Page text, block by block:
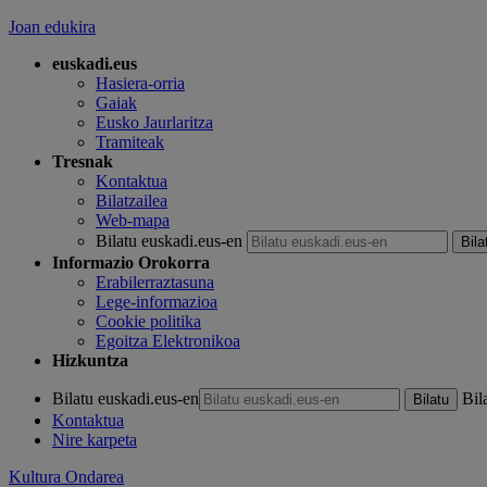
Joan edukira
euskadi.eus
Hasiera-orria
Gaiak
Eusko Jaurlaritza
Tramiteak
Tresnak
Kontaktua
Bilatzailea
Web-mapa
Bilatu euskadi.eus-en
Informazio Orokorra
Erabilerraztasuna
Lege-informazioa
Cookie politika
Egoitza Elektronikoa
Hizkuntza
Bilatu euskadi.eus-en
Kontaktua
Nire karpeta
Kultura Ondarea